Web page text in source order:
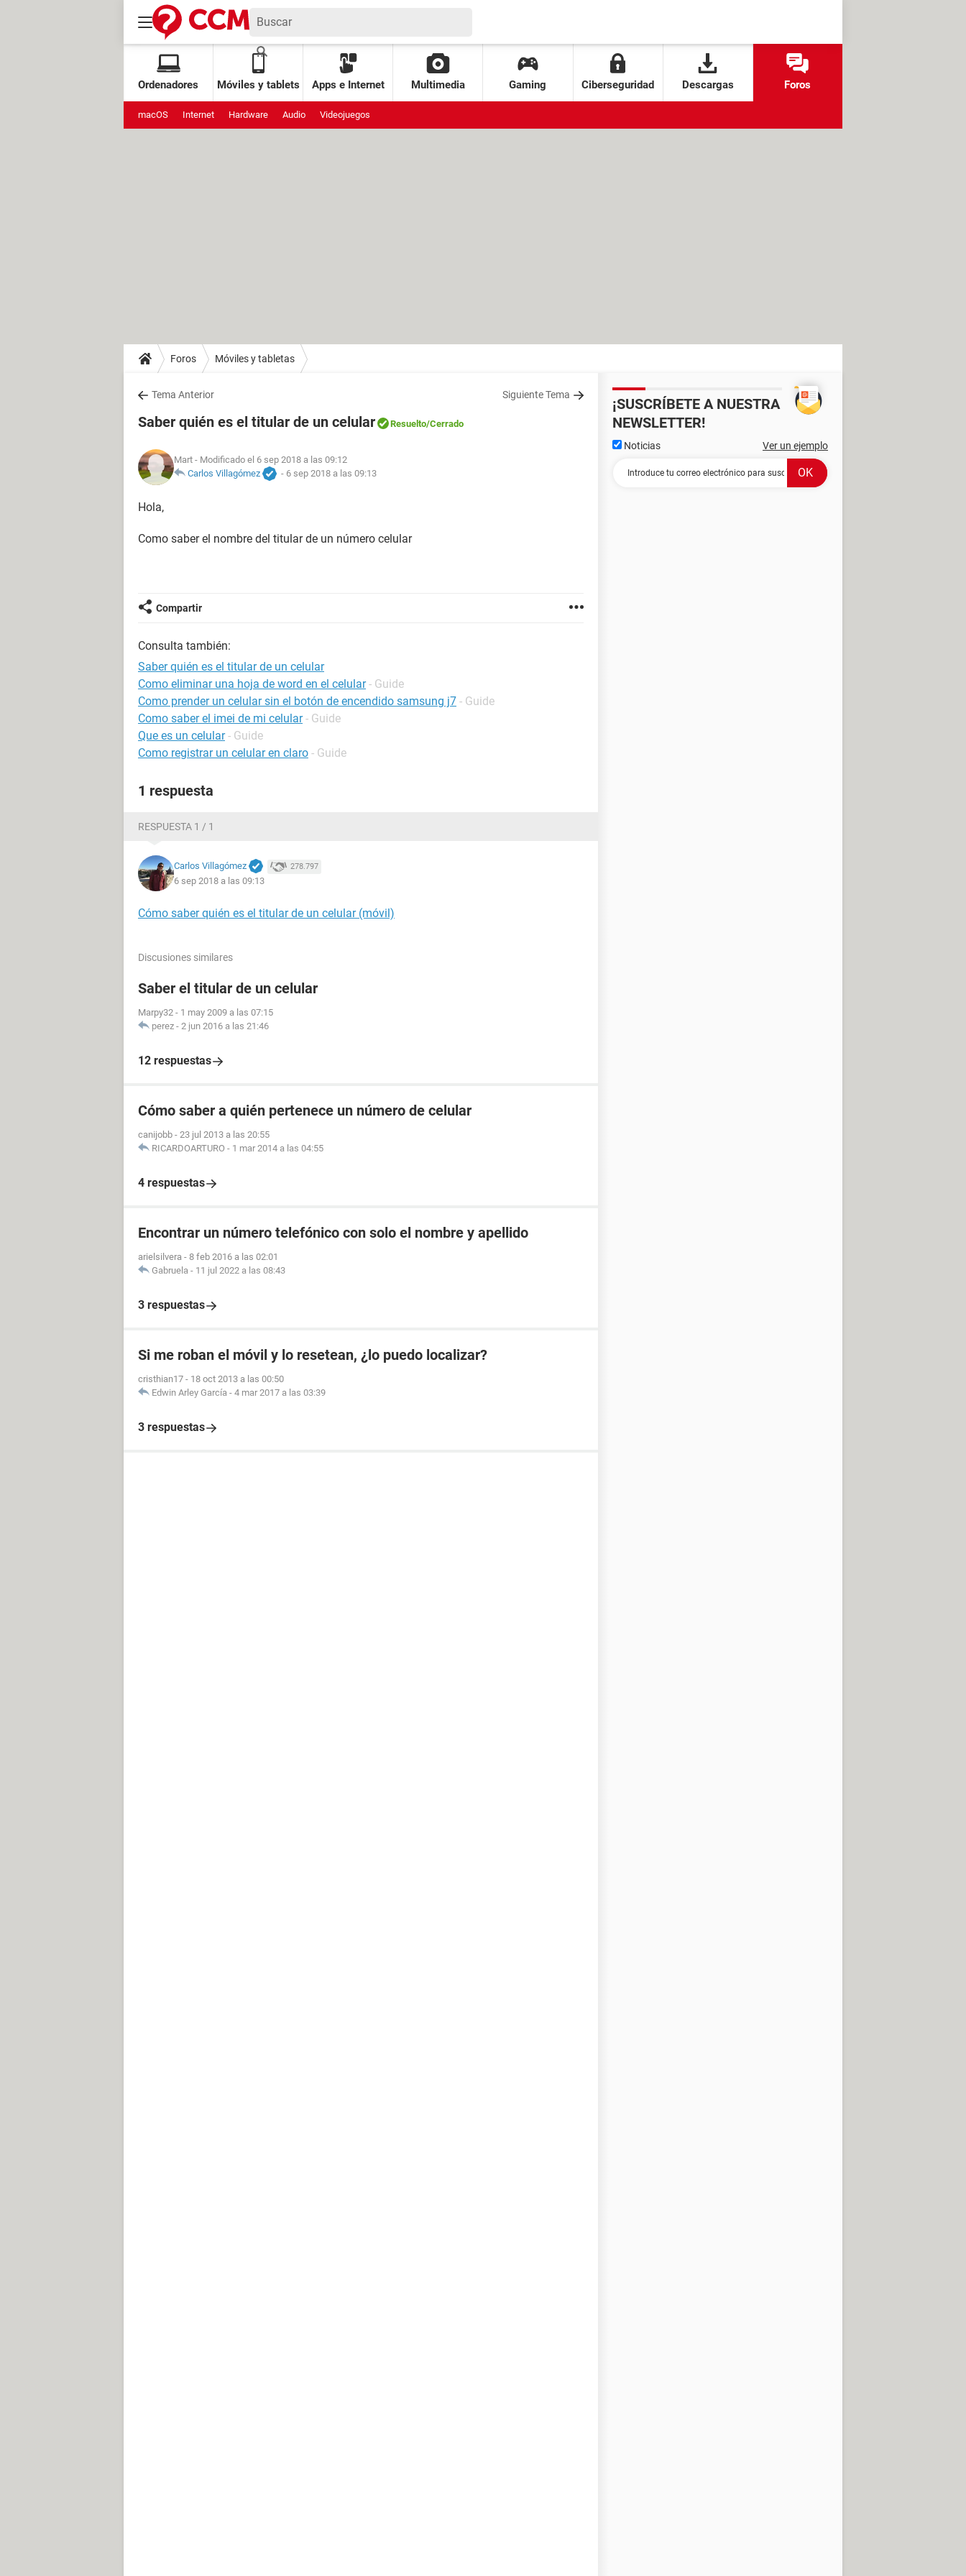
Ordenadores Móviles y tablets Apps e Internet Multimedia Gaming Ciberseguridad Descargas Foros
macOS Internet Hardware Audio Videojuegos
Foros Móviles y tabletas
Tema Anterior Siguiente Tema
Saber quién es el titular de un celular Resuelto/Cerrado
Mart - Modificado el 6 sep 2018 a las 09:12
Carlos Villagómez
- 6 sep 2018 a las 09:13
Hola,
Como saber el nombre del titular de un número celular
Compartir
Consulta también:
Saber quién es el titular de un celular
Como eliminar una hoja de word en el celular - Guide
Como prender un celular sin el botón de encendido samsung j7 - Guide
Como saber el imei de mi celular - Guide
Que es un celular - Guide
Como registrar un celular en claro - Guide
1 respuesta
RESPUESTA 1 / 1
Carlos Villagómez 278.797
6 sep 2018 a las 09:13
Cómo saber quién es el titular de un celular (móvil)
Discusiones similares
Saber el titular de un celular
Marpy32 - 1 may 2009 a las 07:15
perez - 2 jun 2016 a las 21:46
12 respuestas
Cómo saber a quién pertenece un número de celular
canijobb - 23 jul 2013 a las 20:55
RICARDOARTURO - 1 mar 2014 a las 04:55
4 respuestas
Encontrar un número telefónico con solo el nombre y apellido
arielsilvera - 8 feb 2016 a las 02:01
Gabruela - 11 jul 2022 a las 08:43
3 respuestas
Si me roban el móvil y lo resetean, ¿lo puedo localizar?
cristhian17 - 18 oct 2013 a las 00:50
Edwin Arley García - 4 mar 2017 a las 03:39
3 respuestas
¡SUSCRÍBETE A NUESTRA
NEWSLETTER!
Noticias Ver un ejemplo